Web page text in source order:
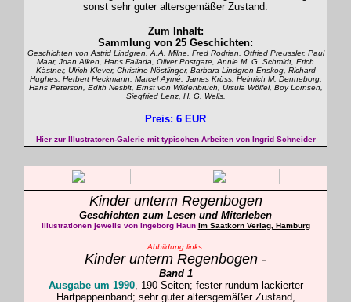
sonst sehr guter altersgemäßer Zustand.
Zum Inhalt:
Sammlung von 25 Geschichten:
Geschichten von Astrid Lindgren, A.A. Milne, Fred Rodrian, Otfried Preussler, Paul
Maar, Joan Aiken, Hans Fallada, Oliver Postgate, Annie M. G. Schmidt, Erich
Kästner, Ulrich Klever, Christine Nöstlinger, Barbara Lindgren-Enskog, Richard
Hughes, Herbert Heckmann, Marcel Aymé, James Krüss, Heinrich M. Denneborg,
Hans Peterson, Edith Nesbit, Ernst von Wildenbruch, Ursula Wölfel, Boy Lornsen,
Siegfried Lenz, H. G. Wells.
Preis: 6 EUR
Hier zur Illustratoren-Galerie mit typischen Arbeiten von Ingrid Schneider
Kinder unterm Regenbogen
Geschichten zum Lesen und Miterleben
Illustrationen jeweils von Ingeborg Haun im Saatkorn Verlag, Hamburg
Abbildung links:
Kinder unterm Regenbogen -
Band 1
Ausgabe um 1990, 190 Seiten; fester rundum lackierter
Hartpappeinband; sehr guter altersgemäßer Zustand,